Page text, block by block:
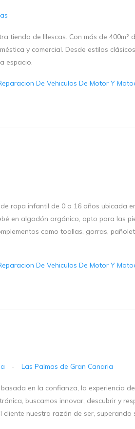
tienda de Illescas. Con más de 400m²
y comercial. Desde estilos
espacio.
De Vehiculos De Motor Y
ropa infantil de 0 a 16 años ubicada
en algodón orgánico, apto para las
como toallas, gorras,
De Vehiculos De Motor Y
- Las Palmas de Gran Canaria
en la confianza, la experiencia
buscamos innovar, descubrir y
nuestra razón de ser, superando